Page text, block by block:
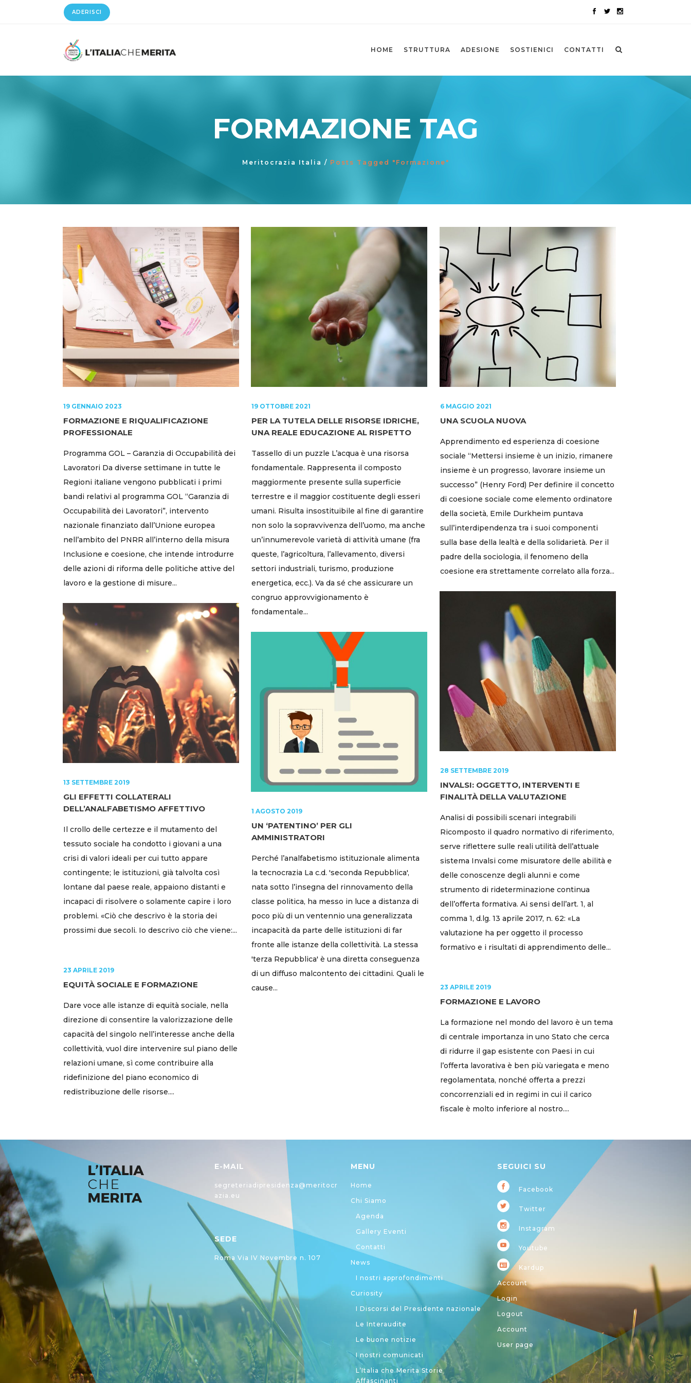
ADERISCI
HOME STRUTTURA ADESIONE SOSTIENICI CONTATTI
FORMAZIONE TAG
Meritocrazia Italia / Posts Tagged "Formazione"
19 GENNAIO 2023
FORMAZIONE E RIQUALIFICAZIONE
PROFESSIONALE
Programma GOL – Garanzia di Occupabilità dei
Lavoratori Da diverse settimane in tutte le
Regioni italiane vengono pubblicati i primi
bandi relativi al programma GOL “Garanzia di
Occupabilità dei Lavoratori”, intervento
nazionale finanziato dall’Unione europea
nell’ambito del PNRR all’interno della misura
Inclusione e coesione, che intende introdurre
delle azioni di riforma delle politiche attive del
lavoro e la gestione di misure...
19 OTTOBRE 2021
PER LA TUTELA DELLE RISORSE IDRICHE,
UNA REALE EDUCAZIONE AL RISPETTO
Tassello di un puzzle L’acqua è una risorsa
fondamentale. Rappresenta il composto
maggiormente presente sulla superficie
terrestre e il maggior costituente degli esseri
umani. Risulta insostituibile al fine di garantire
non solo la sopravvivenza dell’uomo, ma anche
un’innumerevole varietà di attività umane (fra
queste, l’agricoltura, l’allevamento, diversi
settori industriali, turismo, produzione
energetica, ecc.). Va da sé che assicurare un
congruo approvvigionamento è
fondamentale...
6 MAGGIO 2021
UNA SCUOLA NUOVA
Apprendimento ed esperienza di coesione
sociale “Mettersi insieme è un inizio, rimanere
insieme è un progresso, lavorare insieme un
successo” (Henry Ford) Per definire il concetto
di coesione sociale come elemento ordinatore
della società, Emile Durkheim puntava
sull’interdipendenza tra i suoi componenti
sulla base della lealtà e della solidarietà. Per il
padre della sociologia, il fenomeno della
coesione era strettamente correlato alla forza...
28 SETTEMBRE 2019
INVALSI: OGGETTO, INTERVENTI E
FINALITÀ DELLA VALUTAZIONE
Analisi di possibili scenari integrabili
Ricomposto il quadro normativo di riferimento,
serve riflettere sulle reali utilità dell’attuale
sistema Invalsi come misuratore delle abilità e
delle conoscenze degli alunni e come
strumento di rideterminazione continua
dell’offerta formativa. Ai sensi dell’art. 1, al
comma 1, d.lg. 13 aprile 2017, n. 62: «La
valutazione ha per oggetto il processo
formativo e i risultati di apprendimento delle...
13 SETTEMBRE 2019
GLI EFFETTI COLLATERALI
DELL’ANALFABETISMO AFFETTIVO
Il crollo delle certezze e il mutamento del
tessuto sociale ha condotto i giovani a una
crisi di valori ideali per cui tutto appare
contingente; le istituzioni, già talvolta così
lontane dal paese reale, appaiono distanti e
incapaci di risolvere o solamente capire i loro
problemi. «Ciò che descrivo è la storia dei
prossimi due secoli. Io descrivo ciò che viene:...
1 AGOSTO 2019
UN ‘PATENTINO’ PER GLI
AMMINISTRATORI
Perché l’analfabetismo istituzionale alimenta
la tecnocrazia La c.d. 'seconda Repubblica',
nata sotto l’insegna del rinnovamento della
classe politica, ha messo in luce a distanza di
poco più di un ventennio una generalizzata
incapacità da parte delle istituzioni di far
fronte alle istanze della collettività. La stessa
'terza Repubblica' è una diretta conseguenza
di un diffuso malcontento dei cittadini. Quali le
cause...
23 APRILE 2019
EQUITÀ SOCIALE E FORMAZIONE
Dare voce alle istanze di equità sociale, nella
direzione di consentire la valorizzazione delle
capacità del singolo nell’interesse anche della
collettività, vuol dire intervenire sul piano delle
relazioni umane, sì come contribuire alla
ridefinizione del piano economico di
redistribuzione delle risorse....
23 APRILE 2019
FORMAZIONE E LAVORO
La formazione nel mondo del lavoro è un tema
di centrale importanza in uno Stato che cerca
di ridurre il gap esistente con Paesi in cui
l’offerta lavorativa è ben più variegata e meno
regolamentata, nonché offerta a prezzi
concorrenziali ed in regimi in cui il carico
fiscale è molto inferiore al nostro....
E-MAIL
segreteriadipresidenza@meritocr
azia.eu
SEDE
Roma Via IV Novembre n. 107
MENU
Home
Chi Siamo
Agenda
Gallery Eventi
Contatti
News
I nostri approfondimenti
Curiosity
I Discorsi del Presidente nazionale
Le Interaudite
Le buone notizie
I nostri comunicati
L’Italia che Merita Storie
Affascinanti
SEGUICI SU
Facebook
Twitter
Instagram
Youtube
Kardup
Account
Login
Logout
Account
User page